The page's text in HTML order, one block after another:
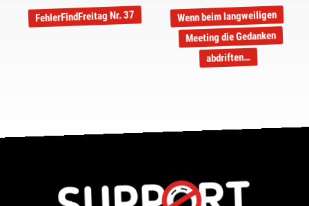
FehlerFindFreitag Nr. 37 Wenn beim langweiligen
Meeting die Gedanken
abdriften…